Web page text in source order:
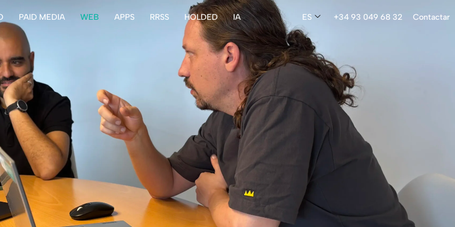
PAID MEDIA WEB APPS RRSS HOLDED IA ES +34 93 049 68 32 Contactar